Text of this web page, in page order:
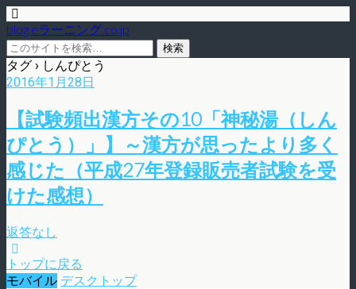
blog.eラーニング.co.jp
タグ › しんぴとう
2016年1月28日
【試験頻出漢方その10「神秘湯（しん
ぴとう）」】～漢方が思ったより多く
感じた（平成27年登録販売者試験を受
けた感想）
返答なし
トップに戻る
モバイル デスクトップ